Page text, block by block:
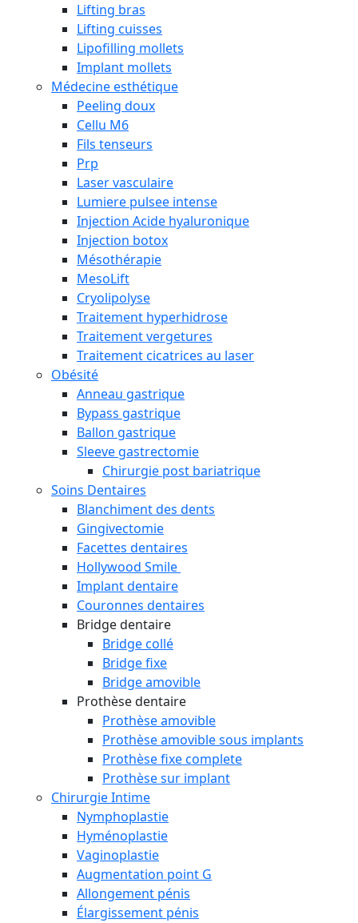
Lifting bras
Lifting cuisses
Lipofilling mollets
Implant mollets
Médecine esthétique
Peeling doux
Cellu M6
Fils tenseurs
Prp
Laser vasculaire
Lumiere pulsee intense
Injection Acide hyaluronique
Injection botox
Mésothérapie
MesoLift
Cryolipolyse
Traitement hyperhidrose
Traitement vergetures
Traitement cicatrices au laser
Obésité
Anneau gastrique
Bypass gastrique
Ballon gastrique
Sleeve gastrectomie
Chirurgie post bariatrique
Soins Dentaires
Blanchiment des dents
Gingivectomie
Facettes dentaires
Hollywood Smile
Implant dentaire
Couronnes dentaires
Bridge dentaire
Bridge collé
Bridge fixe
Bridge amovible
Prothèse dentaire
Prothèse amovible
Prothèse amovible sous implants
Prothèse fixe complete
Prothèse sur implant
Chirurgie Intime
Nymphoplastie
Hyménoplastie
Vaginoplastie
Augmentation point G
Allongement pénis
Élargissement pénis